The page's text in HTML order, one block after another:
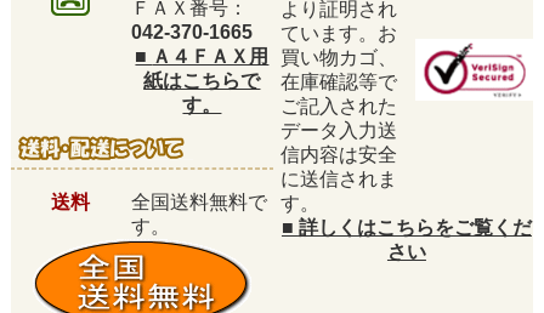
ＦＡＸ番号：
042-370-1665
より証明され
ています。お
買い物カゴ、
在庫確認等で
ご記入された
データ入力送
信内容は安全
に送信されま
す。
■ 詳しくはこちらをご覧くだ
さい
■ Ａ４ＦＡＸ用
紙はこちらで
す。
送料
全国送料無料で
す。